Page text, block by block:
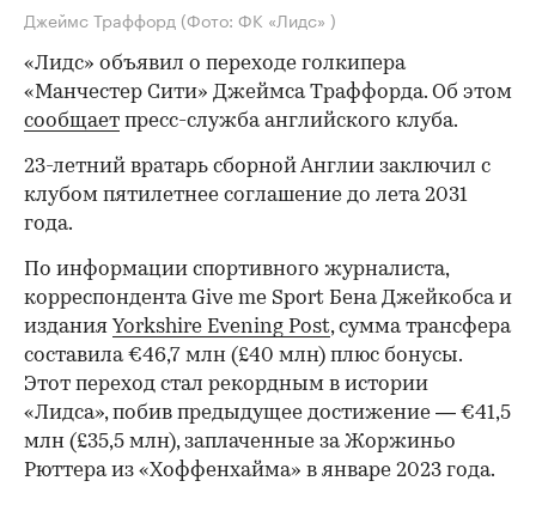
Джеймс Траффорд (Фото: ФК «Лидс» )
«Лидс» объявил о переходе голкипера
«Манчестер Сити» Джеймса Траффорда. Об этом
сообщает пресс-служба английского клуба.
23-летний вратарь сборной Англии заключил с
клубом пятилетнее соглашение до лета 2031
года.
По информации спортивного журналиста,
корреспондента Give me Sport Бена Джейкобса и
издания Yorkshire Evening Post, сумма трансфера
составила €46,7 млн (£40 млн) плюс бонусы.
Этот переход стал рекордным в истории
«Лидса», побив предыдущее достижение — €41,5
млн (£35,5 млн), заплаченные за Жоржиньо
Рюттера из «Хоффенхайма» в январе 2023 года.